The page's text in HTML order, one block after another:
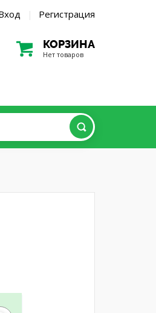
| Регистрация
КОРЗИНА
Нет товаров